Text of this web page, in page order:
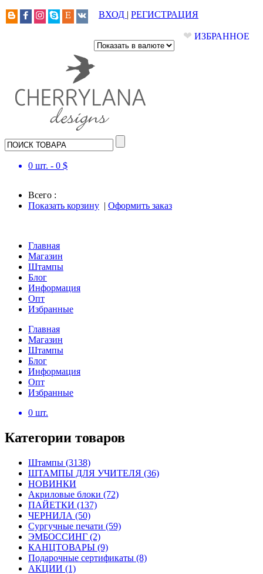
ВХОД | РЕГИСТРАЦИЯ
❤ ИЗБРАННОЕ
0 шт. - 0 $
Всего :
Показать корзину | Оформить заказ
Главная
Магазин
Штампы
Блог
Информация
Опт
Избранные
Главная
Магазин
Штампы
Блог
Информация
Опт
Избранные
0 шт.
Категории товаров
Штампы (3138)
ШТАМПЫ ДЛЯ УЧИТЕЛЯ (36)
НОВИНКИ
Акриловые блоки (72)
ПАЙЕТКИ (137)
ЧЕРНИЛА (50)
Сургучные печати (59)
ЭМБОССИНГ (2)
КАНЦТОВАРЫ (9)
Подарочные сертификаты (8)
АКЦИИ (1)